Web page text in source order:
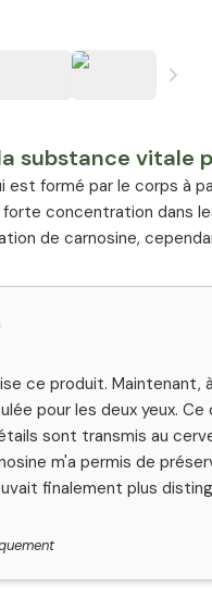
substance vitale
est formé par le corps à
concentration dans
de carnosine,
ce produit.
pour les deux yeux.
sont transmis au
m'a permis de
finalement plus